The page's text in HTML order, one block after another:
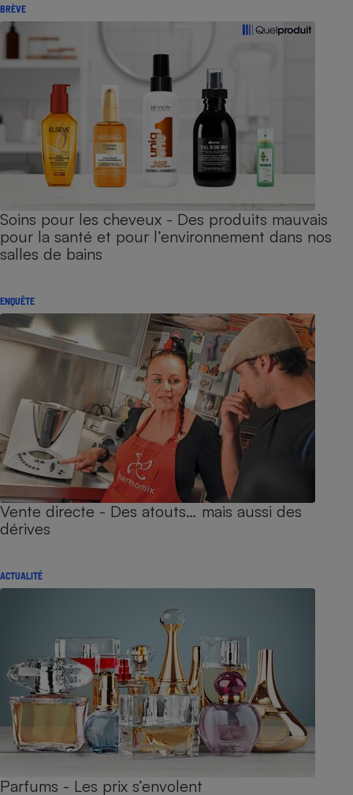
BRÈVE
Soins pour les cheveux - Des produits mauvais
pour la santé et pour l’environnement dans nos
salles de bains
ENQUÊTE
Vente directe - Des atouts… mais aussi des
dérives
ACTUALITÉ
Parfums - Les prix s’envolent